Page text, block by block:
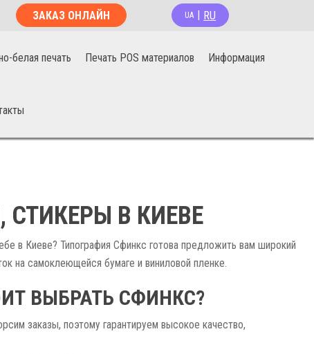
ЗАКАЗ ОНЛАЙН UA RU
белая печать Печать POS материалов Информация
СТИКЕРЫ В КИЕВЕ
в Киеве? Типография Сфинкс готова предложить вам широкий
на самоклеющейся бумаге и виниловой пленке.
ВЫБРАТЬ СФИНКС?
заказы, поэтому гарантируем высокое качество,